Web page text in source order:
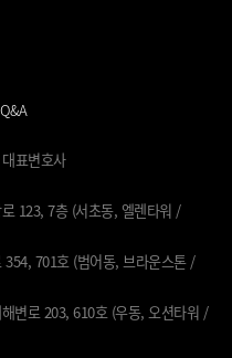
Q&A
표변호사
123, 7층 (서초동, 엘렌타워 /
701호 (범어동, 브라운스톤 /
변로 203, 610호 (우동, 오션타워 /